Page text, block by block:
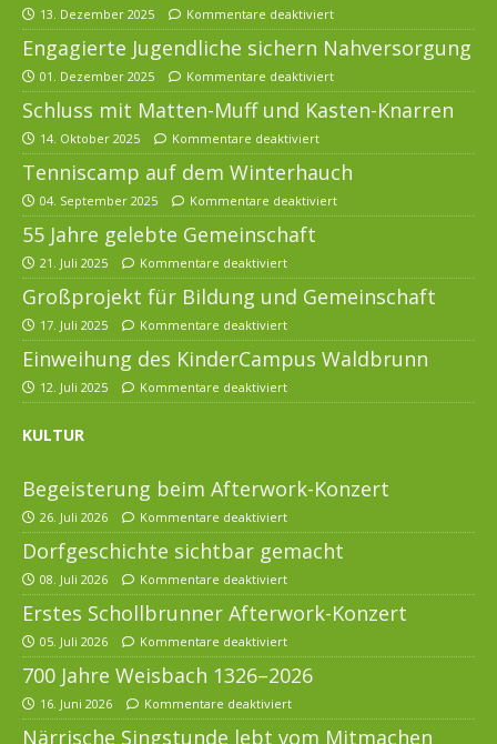
13. Dezember 2025 Kommentare deaktiviert
Engagierte Jugendliche sichern Nahversorgung
01. Dezember 2025 Kommentare deaktiviert
Schluss mit Matten-Muff und Kasten-Knarren
14. Oktober 2025 Kommentare deaktiviert
Tenniscamp auf dem Winterhauch
04. September 2025 Kommentare deaktiviert
55 Jahre gelebte Gemeinschaft
21. Juli 2025 Kommentare deaktiviert
Großprojekt für Bildung und Gemeinschaft
17. Juli 2025 Kommentare deaktiviert
Einweihung des KinderCampus Waldbrunn
12. Juli 2025 Kommentare deaktiviert
KULTUR
Begeisterung beim Afterwork-Konzert
26. Juli 2026 Kommentare deaktiviert
Dorfgeschichte sichtbar gemacht
08. Juli 2026 Kommentare deaktiviert
Erstes Schollbrunner Afterwork-Konzert
05. Juli 2026 Kommentare deaktiviert
700 Jahre Weisbach 1326–2026
16. Juni 2026 Kommentare deaktiviert
Närrische Singstunde lebt vom Mitmachen